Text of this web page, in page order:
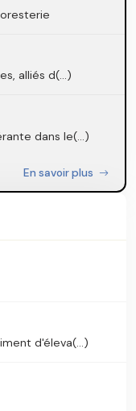
alliés d(...)
dans le(...)
En savoir plus
d'éleva(...)